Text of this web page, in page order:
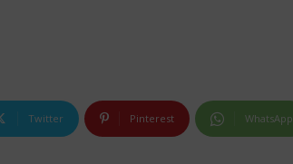
Twitter Pinterest WhatsApp